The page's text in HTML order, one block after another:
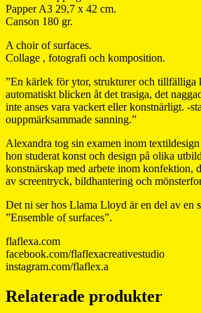
Papper A3 29,7 x 42 cm.
Canson 180 gr.
A choir of surfaces.
Collage , fotografi och komposition.
”En kärlek för ytor, strukturer och tillfälliga
automatiskt blicken åt det trasiga, det
inte anses vara vackert eller konstnärligt. -
ouppmärksammade sanning.”
Alexandra tog sin examen inom
hon studerat konst och design på olika
konstnärskap med arbete inom konfektion,
av screentryck, bildhantering och
Det ni ser hos Llama Lloyd är en del av en
”Ensemble of surfaces”.
flaflexa.com
facebook.com/flaflexacreativestudio
instagram.com/flaflex.a
Relaterade produkter